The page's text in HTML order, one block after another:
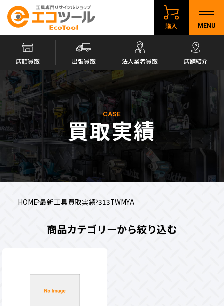
購入 MENU
店頭買取 出張買取 法人業者買取 店舗紹介
CASE
買取実績
HOME 最新工具買取実績 313TWMYA
商品カテゴリーから絞り込む